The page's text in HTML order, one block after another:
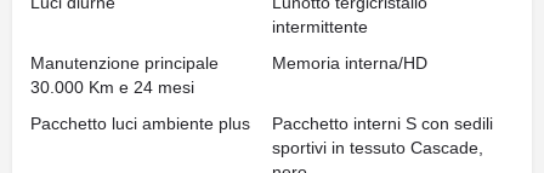
intermittente
Manutenzione principale
30.000 Km e 24 mesi
Memoria interna/HD
Pacchetto luci ambiente plus
Pacchetto interni S con sedili
sportivi in tessuto Cascade,